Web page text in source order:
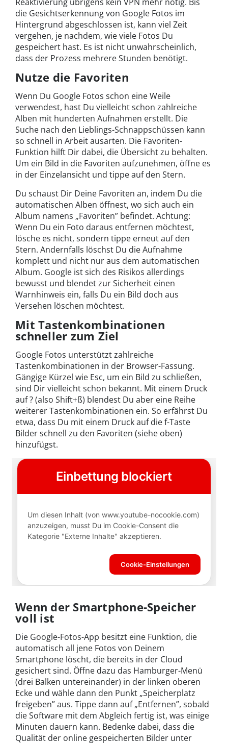
die Gesichtserkennung von Google Fotos im
Hintergrund abgeschlossen ist, kann viel Zeit
vergehen, je nachdem, wie viele Fotos Du
gespeichert hast. Es ist nicht unwahrscheinlich,
dass der Prozess mehrere Stunden benötigt.
Nutze die Favoriten
Wenn Du Google Fotos schon eine Weile
verwendest, hast Du vielleicht schon zahlreiche
Alben mit hunderten Aufnahmen erstellt. Die
Suche nach den Lieblings-Schnappschüssen kann
so schnell in Arbeit ausarten. Die Favoriten-
Funktion hilft Dir dabei, die Übersicht zu behalten.
Um ein Bild in die Favoriten aufzunehmen, öffne es
in der Einzelansicht und tippe auf den Stern.
Du schaust Dir Deine Favoriten an, indem Du die
automatischen Alben öffnest, wo sich auch ein
Album namens „Favoriten” befindet. Achtung:
Wenn Du ein Foto daraus entfernen möchtest,
lösche es nicht, sondern tippe erneut auf den
Stern. Andernfalls löschst Du die Aufnahme
komplett und nicht nur aus dem automatischen
Album. Google ist sich des Risikos allerdings
bewusst und blendet zur Sicherheit einen
Warnhinweis ein, falls Du ein Bild doch aus
Versehen löschen möchtest.
Mit Tastenkombinationen
schneller zum Ziel
Google Fotos unterstützt zahlreiche
Tastenkombinationen in der Browser-Fassung.
Gängige Kürzel wie Esc, um ein Bild zu schließen,
sind Dir vielleicht schon bekannt. Mit einem Druck
auf ? (also Shift+ß) blendest Du aber eine Reihe
weiterer Tastenkombinationen ein. So erfährst Du
etwa, dass Du mit einem Druck auf die f-Taste
Bilder schnell zu den Favoriten (siehe oben)
hinzufügst.
Wenn der Smartphone-Speicher
voll ist
Die Google-Fotos-App besitzt eine Funktion, die
automatisch all jene Fotos von Deinem
Smartphone löscht, die bereits in der Cloud
gesichert sind. Öffne dazu das Hamburger-Menü
(drei Balken untereinander) in der linken oberen
Ecke und wähle dann den Punkt „Speicherplatz
freigeben” aus. Tippe dann auf „Entfernen”, sobald
die Software mit dem Abgleich fertig ist, was einige
Minuten dauern kann. Bedenke dabei, dass die
Qualität der online gespeicherten Bilder unter